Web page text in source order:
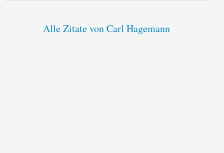
Alle Zitate von Carl Hagemann